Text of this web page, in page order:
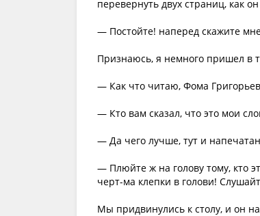
перевернуть двух страниц, как
— Постойте! наперед скажите
Признаюсь, я немного пришел в
— Как что читаю, Фома
— Кто вам сказал, что это мои
— Да чего лучше, тут и
— Плюйте ж на голову тому, кто
черт-ма клепки в голови!
Мы придвинулись к столу, и он